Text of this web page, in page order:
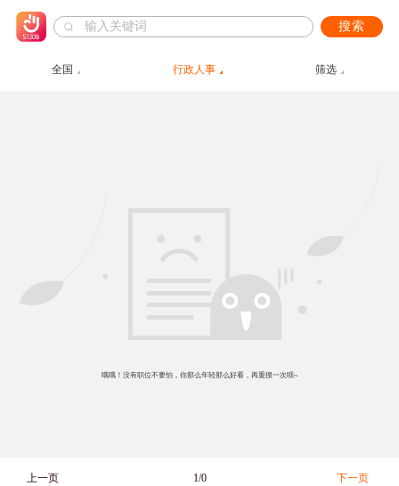
搜索
全国 行政人事 筛选
哦哦！没有职位不要怕，你那么年轻那么好看，再重搜一次呗~
上一页 1/0 下一页